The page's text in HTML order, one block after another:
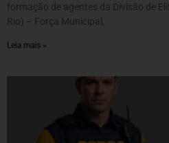
formação de agentes da Divisão de
Rio) – Força Municipal,
Leia mais »